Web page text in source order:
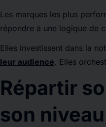
Les marques les plus
répondre à une logique de
Elles investissent dans la
leur audience. Elles
Répartir
son